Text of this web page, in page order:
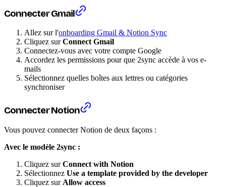
Connecter Gmail
Allez sur l'onboarding Gmail & Notion Sync
Cliquez surConnect Gmail
Connectez-vous avec votre compte Google
Accordez les permissions pour que 2sync accède à vos e-
mails
Sélectionnez quelles boîtes aux lettres ou catégories
synchroniser
Connecter Notion
Vous pouvez connecter Notion de deux façons :
Avec le modèle 2sync :
Cliquez surConnect with Notion
Sélectionnez Use a template provided by the developer
Cliquez sur Allow access